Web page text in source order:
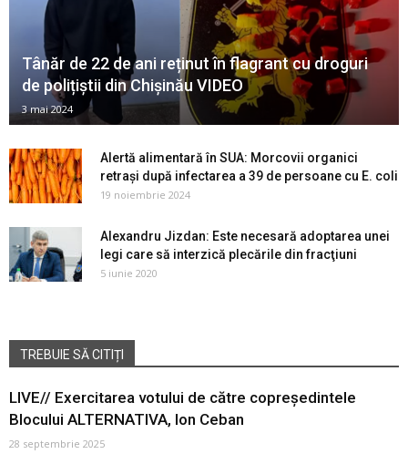
Tânăr de 22 de ani reținut în flagrant cu droguri
de polițiștii din Chișinău VIDEO
3 mai 2024
Alertă alimentară în SUA: Morcovii organici
retrași după infectarea a 39 de persoane cu E. coli
19 noiembrie 2024
Alexandru Jizdan: Este necesară adoptarea unei
legi care să interzică plecările din fracţiuni
5 iunie 2020
TREBUIE SĂ CITIȚI
LIVE// Exercitarea votului de către copreședintele
Blocului ALTERNATIVA, Ion Ceban
28 septembrie 2025